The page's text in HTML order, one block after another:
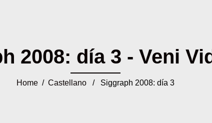
2008: día 3 - Veni
Home / Castellano / Siggraph 2008: día 3